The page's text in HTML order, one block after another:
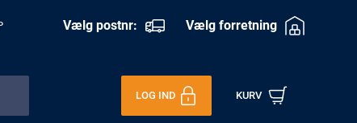
Vælg postnr: Vælg forretning
LOG IND KURV